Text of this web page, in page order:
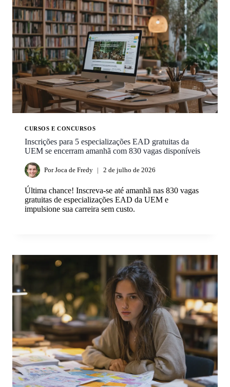
CURSOS E CONCURSOS
Inscrições para 5 especializações EAD gratuitas da
UEM se encerram amanhã com 830 vagas disponíveis
Por Joca de Fredy 2 de julho de 2026
Última chance! Inscreva-se até amanhã nas 830 vagas
gratuitas de especializações EAD da UEM e
impulsione sua carreira sem custo.